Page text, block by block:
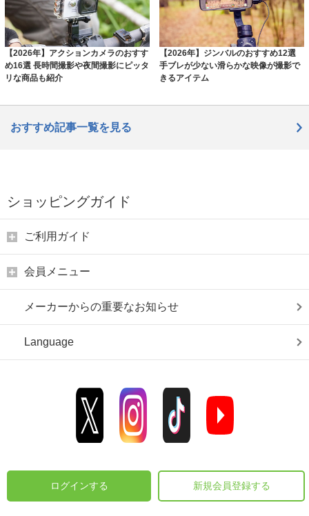
【2026年】アクションカメラのおすす
め16選 長時間撮影や夜間撮影にピッタ
リな商品も紹介
【2026年】ジンバルのおすすめ12選
手ブレが少ない滑らかな映像が撮影で
きるアイテム
おすすめ記事一覧を見る
ショッピングガイド
ご利用ガイド
会員メニュー
メーカーからの重要なお知らせ
Language
ログインする 新規会員登録する